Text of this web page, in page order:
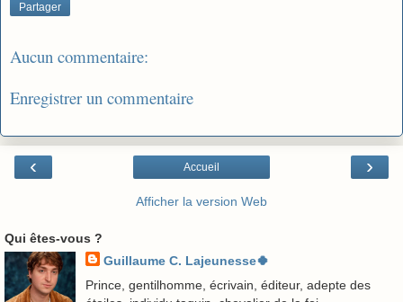
Partager
Aucun commentaire:
Enregistrer un commentaire
‹ ›
Accueil
Afficher la version Web
Qui êtes-vous ?
Guillaume C. Lajeunesse🍀
Prince, gentilhomme, écrivain, éditeur, adepte des